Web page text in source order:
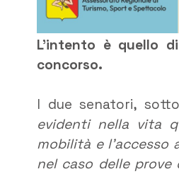
L’intento è quello
concorso.
I due senatori,
evidenti nella vita
mobilità e l’accesso
nel caso delle prove